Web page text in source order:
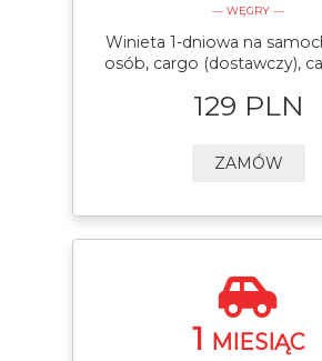
— WĘGRY —
Winieta 1-dniowa na
osób, cargo (dostawczy),
129 PLN
ZAMÓW
1 MIESIĄC